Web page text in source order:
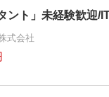
ント」未経験歓迎/
式会社